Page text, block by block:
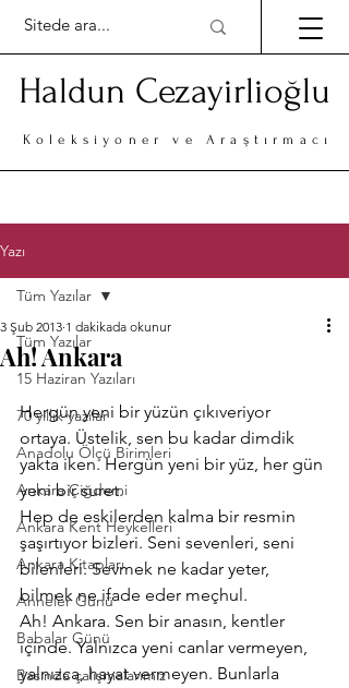
Haldun Cezayirlioğlu
Koleksiyoner ve Araştırmacı
Yazı
Tüm Yazılar
15 Haziran Yazıları
70 yıllık yazılar
Anadolu Ölçü Birimleri
Ankara Çiğdemi
Ankara Kent Heykelleri
Ankara Kitapları
Anneler Günü
Babalar Günü
Basında çalışmalarımız
Tüm Yazılar
Ah! Ankara
3 Şub 2013 1 dakikada okunur
Hergün yeni bir yüzün çıkıveriyor
ortaya. Üstelik, sen bu kadar dimdik
yakta iken. Hergün yeni bir yüz, her gün
yeni bir suret.
Hep de eskilerden kalma bir resmin
şaşırtıyor bizleri. Seni sevenleri, seni
bilenleri. Sevmek ne kadar yeter,
bilmek ne ifade eder meçhul.
Ah! Ankara. Sen bir anasın, kentler
içinde. Yalnızca yeni canlar vermeyen,
yalnızca, hayat vermeyen. Bunlarla